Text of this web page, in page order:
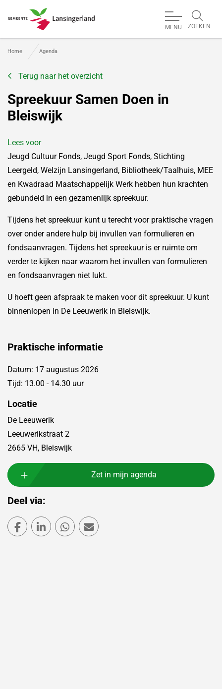
MENU ZOEKEN
Home Agenda
Terug naar het overzicht
Spreekuur Samen Doen in
Bleiswijk
Lees voor
Jeugd Cultuur Fonds, Jeugd Sport Fonds, Stichting
Leergeld, Welzijn Lansingerland, Bibliotheek/Taalhuis, MEE
en Kwadraad Maatschappelijk Werk hebben hun krachten
gebundeld in een gezamenlijk spreekuur.
Tijdens het spreekuur kunt u terecht voor praktische vragen
over onder andere hulp bij invullen van formulieren en
fondsaanvragen. Tijdens het spreekuur is er ruimte om
verder te kijken naar waarom het invullen van formulieren
en fondsaanvragen niet lukt.
U hoeft geen afspraak te maken voor dit spreekuur. U kunt
binnenlopen in De Leeuwerik in Bleiswijk.
Praktische informatie
Datum: 17 augustus 2026
Tijd: 13.00 - 14.30 uur
Locatie
De Leeuwerik
Leeuwerikstraat 2
2665 VH, Bleiswijk
Zet in mijn agenda
Deel via:
Deel via Facebook
Deel via LinkedIn
Deel via WhatsApp